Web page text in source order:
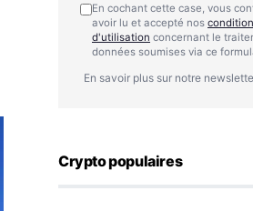
En cochant cette case, vous
avoir lu et accepté nos
d'utilisation concernant le
données soumises via ce
En savoir plus sur notre
Crypto populaires